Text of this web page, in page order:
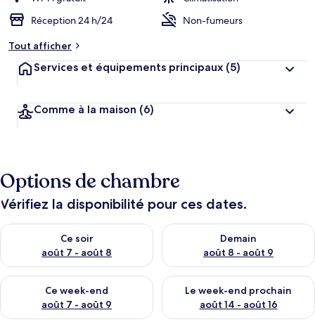
Réception 24 h/24
Non-fumeurs
Tout afficher
Services et équipements principaux (5)
Comme à la maison (6)
Options de chambre
Vérifiez la disponibilité pour ces dates.
Ce soir
août 7 - août 8
Vérifier la disponibilité pour ce soir août 7 - août 8
Demain
août 8 - août 9
Vérifier la disponibilité pour
Ce week-end
août 7 - août 9
Vérifier la disponibilité pour ce week-end août 7 - août 9
Le week-end prochain
août 14 - août 16
Vérifier la disponibilité pour